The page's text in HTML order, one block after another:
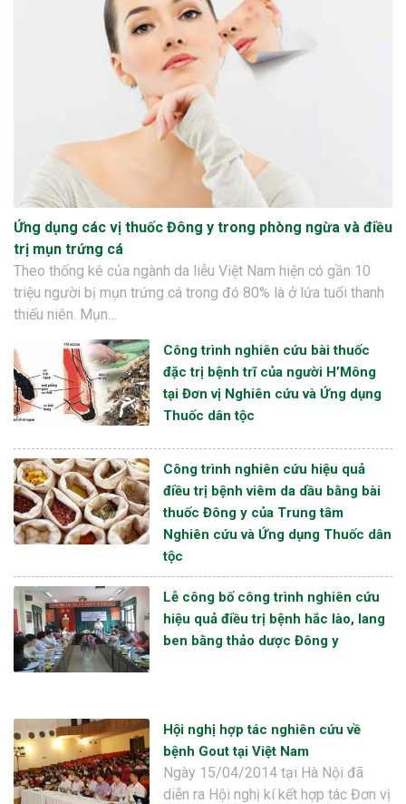
sau sinh là tình trạng viêm da
phổ biến, khiến đôi bàn tay,
của chị em trở nên khô...
Ứng dụng các vị thuốc Đông y trong phòng ngừa và điều
trị mụn trứng cá
Theo thống kê của ngành da liễu Việt Nam hiện có gần 10
triệu người bị mụn trứng cá trong đó 80% là ở lứa tuổi thanh
thiếu niên. Mụn…
Công trình nghiên cứu bài thuốc
đặc trị bệnh trĩ của người H’Mông
tại Đơn vị Nghiên cứu và Ứng dụng
Thuốc dân tộc
Công trình nghiên cứu hiệu quả
điều trị bệnh viêm da dầu bằng bài
thuốc Đông y của Trung tâm
Nghiên cứu và Ứng dụng Thuốc dân
tộc
Lễ công bố công trình nghiên cứu
hiệu quả điều trị bệnh hắc lào, lang
ben bằng thảo dược Đông y
Hội nghị hợp tác nghiên cứu về
bệnh Gout tại Việt Nam
Ngày 15/04/2014 tại Hà Nội đã
diễn ra Hội nghị kí kết hợp tác Đơn vị